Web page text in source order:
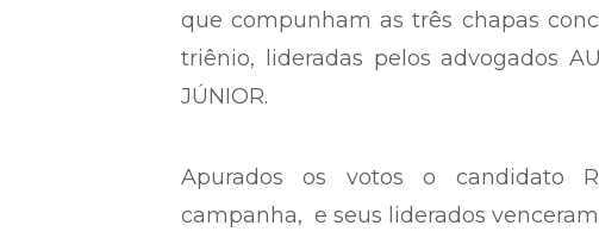
que compunham as três chapas
triênio, lideradas pelos advogados
JÚNIOR.
Apurados os votos o candidato
campanha, e seus liderados